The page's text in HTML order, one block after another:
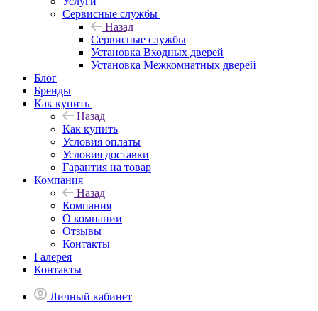
Сервисные службы
Назад
Сервисные службы
Установка Входных дверей
Установка Межкомнатных дверей
Блог
Бренды
Как купить
Назад
Как купить
Условия оплаты
Условия доставки
Гарантия на товар
Компания
Назад
Компания
О компании
Отзывы
Контакты
Галерея
Контакты
Личный кабинет